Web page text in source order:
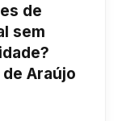
de
sem
Araújo